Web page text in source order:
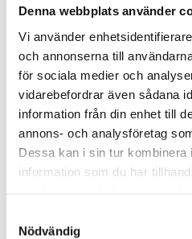
Denna webbplats använder
Vi använder
och annonserna till
för sociala medier och
vidarebefordrar även sådana
information från din enhet till
annons- och analysföretag
Dessa kan i sin tur kombinera
information som du har
Nödvändig
information.
Sök efter eventuella hål i
täck för dessa med
och trådtjocklek 0,7 mm).
ett hål på 20 mm för att ta
En speciell tätningsmassa